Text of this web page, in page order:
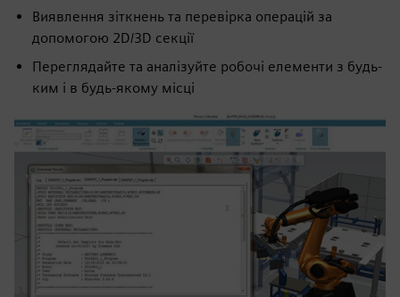
Виявлення зіткнень та перевірка операцій за
допомогою 2D/3D секції
Переглядайте та аналізуйте робочі елементи з будь-
ким і в будь-якому місці